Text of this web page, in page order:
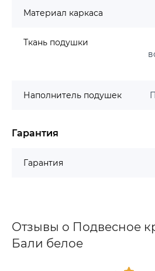
Материал каркаса
Ткань подушки
Наполнитель подушек
Гарантия
Гарантия
Отзывы о Подвесное
Бали белое